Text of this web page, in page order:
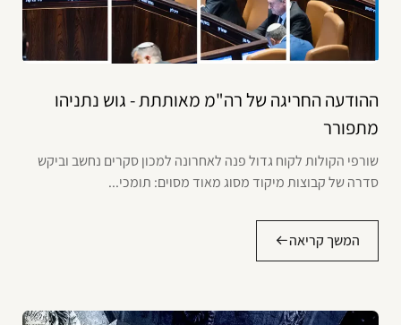
ההודעה החריגה של רה"מ מאותתת - גוש נתניהו
מתפורר
שורפי הקולות לקוח גדול פנה לאחרונה למכון סקרים נחשב וביקש
סדרה של קבוצות מיקוד מסוג מאוד מסוים: תומכי...
המשך קריאה